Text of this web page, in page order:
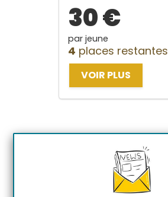
30 €
par jeune
4 places restantes
VOIR PLUS